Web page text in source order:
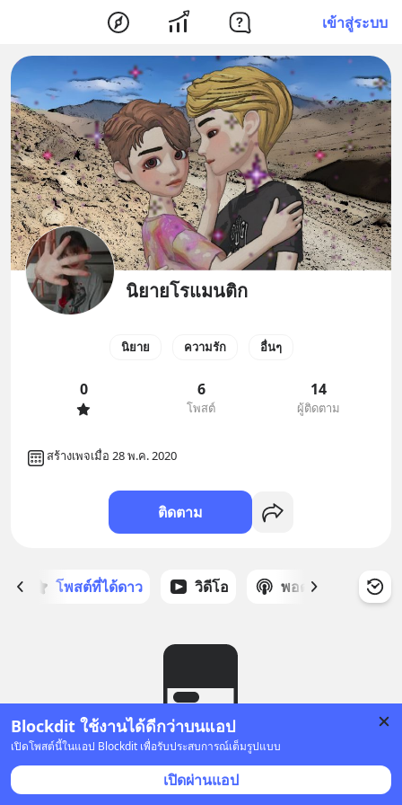
เข้าสู่ระบบ
Blockdit ใช้งานได้ดีกว่าบนแอป
เปิดโพสต์นี้ในแอป Blockdit เพื่อรับประสบการณ์เต็มรูปแบบ
เปิดผ่านแอป
นิยายโรแมนติก
นิยาย ความรัก อื่นๆ
0 6
โพสต์
14
ผู้ติดตาม
สร้างเพจเมื่อ 28 พ.ค. 2020
ติดตาม
โพสต์ที่ได้ดาว วิดีโอ พอดแคสต์
ยังไม่มีโพสต์